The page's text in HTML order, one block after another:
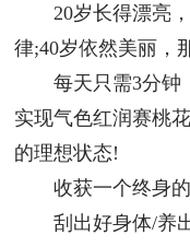
20岁长得漂亮，
律;40岁依然美丽，
每天只需3分钟
实现气色红润赛桃
的理想状态!
收获一个终身的
刮出好身体/养出